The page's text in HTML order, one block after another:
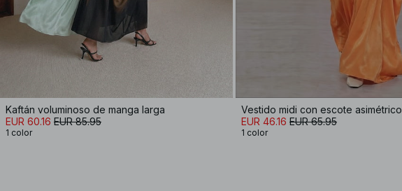
Kaftán voluminoso de manga larga
EUR 60.16 EUR 85.95
1 color
Vestido midi con escote asimétrico
EUR 46.16 EUR 65.95
1 color